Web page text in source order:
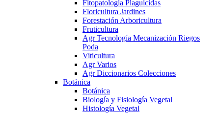
Fitopatología Plaguicidas
Floricultura Jardines
Forestación Arboricultura
Fruticultura
Agr Tecnología Mecanización Riegos
Poda
Viticultura
Agr Varios
Agr Diccionarios Colecciones
Botánica
Botánica
Biología y Fisiología Vegetal
Histología Vegetal